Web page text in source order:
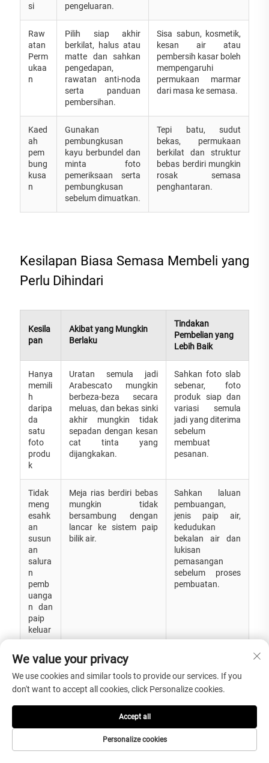
si
pengeluaran.
Raw
atan
Perm
ukaa
n
Pilih siap akhir
berkilat, halus atau
matte dan sahkan
pengedapan,
rawatan anti-noda
serta panduan
pembersihan.
Sisa sabun, kosmetik,
kesan air atau
pembersih kasar boleh
mempengaruhi
permukaan marmar
dari masa ke semasa.
Kaed
ah
pem
bung
kusa
n
Gunakan
pembungkusan
kayu berbundel dan
minta foto
pemeriksaan serta
pembungkusan
sebelum dimuatkan.
Tepi batu, sudut
bekas, permukaan
berkilat dan struktur
bebas berdiri mungkin
rosak semasa
penghantaran.
Kesilapan Biasa Semasa Membeli yang
Perlu Dihindari
Kesila
pan
Akibat yang Mungkin
Berlaku
Tindakan
Pembelian yang
Lebih Baik
Hanya
memili
h
daripa
da
satu
foto
produ
k
Uratan semula jadi
Arabescato mungkin
berbeza-beza secara
meluas, dan bekas sinki
akhir mungkin tidak
sepadan dengan kesan
cat tinta yang
dijangkakan.
Sahkan foto slab
sebenar, foto
produk siap dan
variasi semula
jadi yang diterima
sebelum
membuat
pesanan.
Tidak
meng
esahk
an
susun
an
salura
n
pemb
uanga
n dan
paip
keluar
Meja rias berdiri bebas
mungkin tidak
bersambung dengan
lancar ke sistem paip
bilik air.
Sahkan laluan
pembuangan,
jenis paip air,
kedudukan
bekalan air dan
lukisan
pemasangan
sebelum proses
pembuatan.
Meng
an
nisba
Meja rias mungkin
kelihatan terlalu berat
atau terlalu kecil di bilik
air utama, bilik air
siap dinding,
pencahayaan
We value your privacy
We use cookies and similar tools to provide our services. If you
don't want to accept all cookies, click Personalize cookies.
Personalize cookies
Accept all